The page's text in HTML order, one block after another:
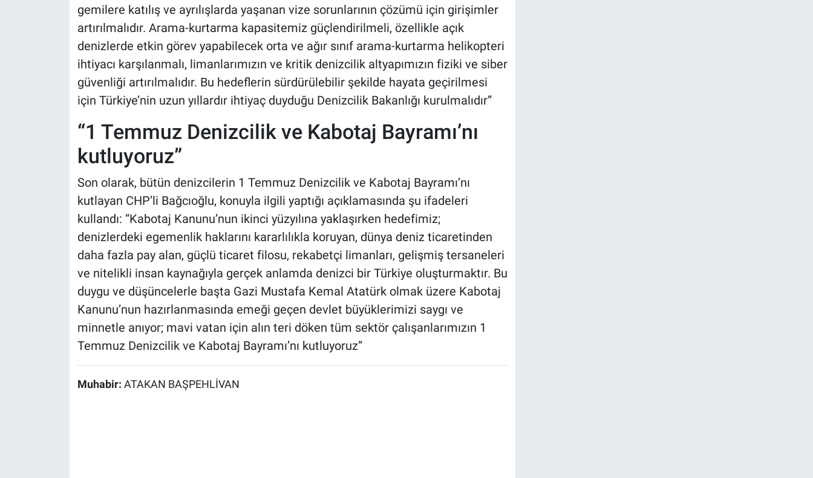
gemilere katılış ve ayrılışlarda yaşanan vize sorunlarının çözümü için girişimler
artırılmalıdır. Arama-kurtarma kapasitemiz güçlendirilmeli, özellikle açık
denizlerde etkin görev yapabilecek orta ve ağır sınıf arama-kurtarma helikopteri
ihtiyacı karşılanmalı, limanlarımızın ve kritik denizcilik altyapımızın fiziki ve siber
güvenliği artırılmalıdır. Bu hedeflerin sürdürülebilir şekilde hayata geçirilmesi
için Türkiye’nin uzun yıllardır ihtiyaç duyduğu Denizcilik Bakanlığı kurulmalıdır”
“1 Temmuz Denizcilik ve Kabotaj Bayramı’nı
kutluyoruz”
Son olarak, bütün denizcilerin 1 Temmuz Denizcilik ve Kabotaj Bayramı’nı
kutlayan CHP’li Bağcıoğlu, konuyla ilgili yaptığı açıklamasında şu ifadeleri
kullandı: “Kabotaj Kanunu’nun ikinci yüzyılına yaklaşırken hedefimiz;
denizlerdeki egemenlik haklarını kararlılıkla koruyan, dünya deniz ticaretinden
daha fazla pay alan, güçlü ticaret filosu, rekabetçi limanları, gelişmiş tersaneleri
ve nitelikli insan kaynağıyla gerçek anlamda denizci bir Türkiye oluşturmaktır. Bu
duygu ve düşüncelerle başta Gazi Mustafa Kemal Atatürk olmak üzere Kabotaj
Kanunu’nun hazırlanmasında emeği geçen devlet büyüklerimizi saygı ve
minnetle anıyor; mavi vatan için alın teri döken tüm sektör çalışanlarımızın 1
Temmuz Denizcilik ve Kabotaj Bayramı’nı kutluyoruz”
Muhabir: ATAKAN BAŞPEHLİVAN